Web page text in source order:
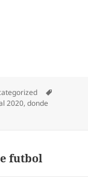
2020,donde
futbol